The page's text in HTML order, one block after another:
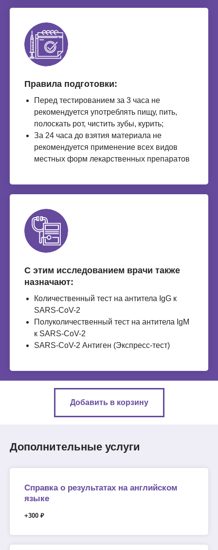
Правила подготовки:
Перед тестированием за 3 часа не
рекомендуется употреблять пищу, пить,
полоскать рот, чистить зубы, курить;
За 24 часа до взятия материала не
рекомендуется применение всех видов
местных форм лекарственных препаратов
С этим исследованием врачи также
назначают:
Количественный тест на антитела IgG к
SARS-CoV-2
Полуколичественный тест на антитела IgM
к SARS-CoV-2
SARS-CoV-2 Антиген (Экспресс-тест)
Добавить в корзину
Дополнительные услуги
Справка о результатах на английском
языке
+300 ₽